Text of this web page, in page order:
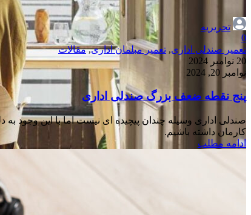
تحریریه
0
تعمیر صندلی اداری, تعمیر مبلمان اداری,مقالات
20 نوامبر 2024
نوامبر 20, 2024
پنج نقطه ضعف بزرگ صندلی اداری
صندلی اداری وسیله چندان پیچیده ای نیست اما با این وجود
کارمان داشته باشیم.
ادامه مطلب